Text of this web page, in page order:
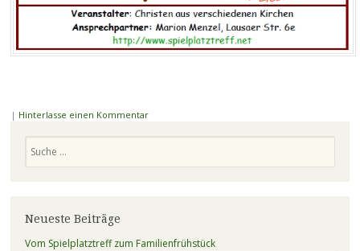
| Hinterlasse einen Kommentar
Neueste Beiträge
Vom Spielplatztreff zum Familienfrühstück